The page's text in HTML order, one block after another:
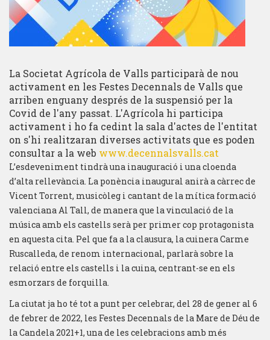
La Societat Agrícola de Valls participarà de nou
activament en les Festes Decennals de Valls que
arriben enguany després de la suspensió per la
Covid de l'any passat. L'Agrícola hi participa
activament i ho fa cedint la sala d'actes de l'entitat
on s'hi realitzaran diverses activitats que es poden
consultar a la web www.decennalsvalls.cat
L’esdeveniment tindrà una inauguració i una cloenda
d’alta rellevància. La ponència inaugural anirà a càrrec de
Vicent Torrent, musicòleg i cantant de la mítica formació
valenciana Al Tall, de manera que la vinculació de la
música amb els castells serà per primer cop protagonista
en aquesta cita. Pel que fa a la clausura, la cuinera Carme
Ruscalleda, de renom internacional, parlarà sobre la
relació entre els castells i la cuina, centrant-se en els
esmorzars de forquilla.
La ciutat ja ho té tot a punt per celebrar, del 28 de gener al 6
de febrer de 2022, les Festes Decennals de la Mare de Déu de
la Candela 2021+1, una de les celebracions amb més